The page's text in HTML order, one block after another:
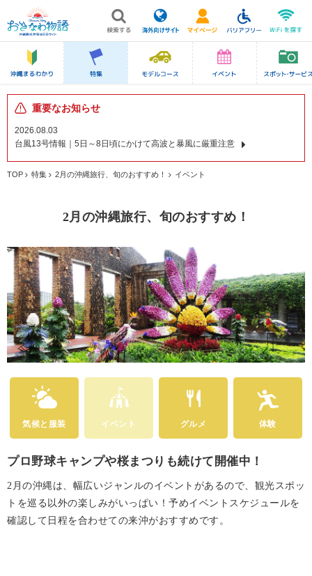
重要なお知らせ
2026.08.03
台風13号情報｜5日～8日頃にかけて高波と暴風に厳重注意
TOP 特集 2月の沖縄旅行、旬のおすすめ！ イベント
2月の沖縄旅行、旬のおすすめ！
気候と服装 イベント グルメ 体験
プロ野球キャンプや桜まつりも続けて開催中！
2月の沖縄は、幅広いジャンルのイベントがあるので、観光スポッ
トを巡る以外の楽しみがいっぱい！予めイベントスケジュールを
確認して日程を合わせての来沖がおすすめです。